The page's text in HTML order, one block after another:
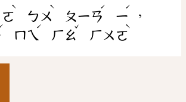
ˋ
ㄅㄨ
ˋ
ㄆㄧㄢ
ˊ
ㄧ
ˊ
，
ㄇㄟ
ˊ
ㄏㄠ
ˇ
ㄏㄨㄛ
ˋ